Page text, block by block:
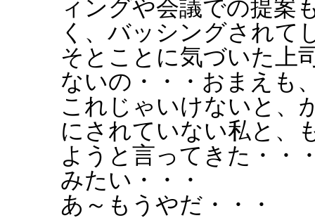
ィングや会議での提案
く、バッシングされて
そとことに気づいた上
ないの・・・おまえも
これじゃいけないと、
にされていない私と、
ようと言ってきた・・
みたい・・・
あ～もうやだ・・・